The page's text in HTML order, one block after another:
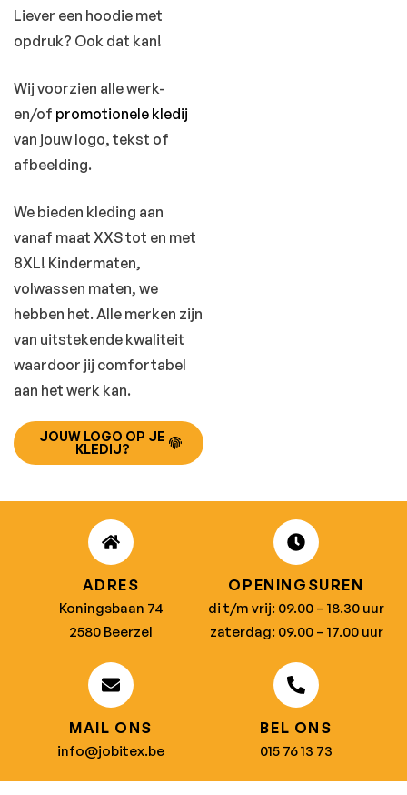
Liever een hoodie met
opdruk? Ook dat kan!
Wij voorzien alle werk-
en/of promotionele kledij
van jouw logo, tekst of
afbeelding.
We bieden kleding aan
vanaf maat XXS tot en met
8XL! Kindermaten,
volwassen maten, we
hebben het. Alle merken zijn
van uitstekende kwaliteit
waardoor jij comfortabel
aan het werk kan.
JOUW LOGO OP JE
KLEDIJ?
ADRES
Koningsbaan 74
2580 Beerzel
OPENINGSUREN
di t/m vrij: 09.00 – 18.30 uur
zaterdag: 09.00 – 17.00 uur
MAIL ONS
info@jobitex.be
BEL ONS
015 76 13 73